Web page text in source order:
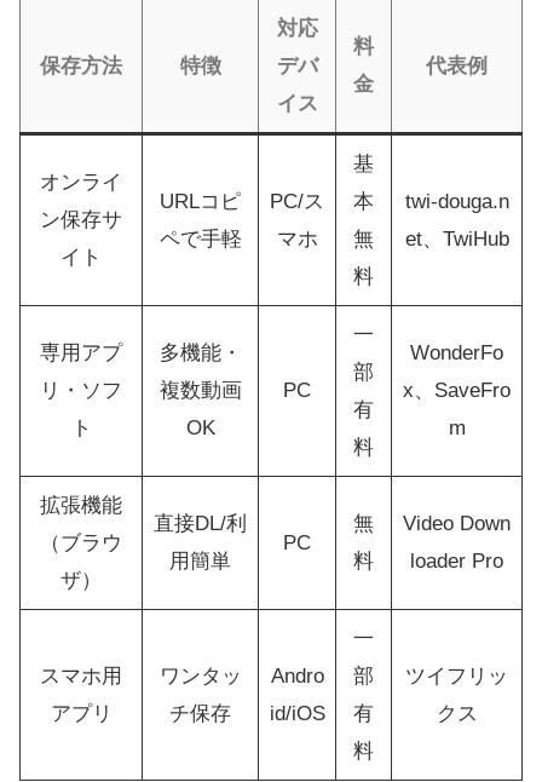
保存方法 特徴
対応
デバ
イス
料
金
代表例
オンライ
ン保存サ
イト
URLコピ
ペで手軽
PC/ス
マホ
基
本
無
料
twi-douga.n
et、TwiHub
専用アプ
リ・ソフ
ト
多機能・
複数動画
OK
PC
一
部
有
料
WonderFo
x、SaveFro
m
拡張機能
（ブラウ
ザ）
直接DL/利
用簡単
PC
無
料
Video Down
loader Pro
スマホ用
アプリ
ワンタッ
チ保存
Andro
id/iOS
一
部
有
料
ツイフリッ
クス